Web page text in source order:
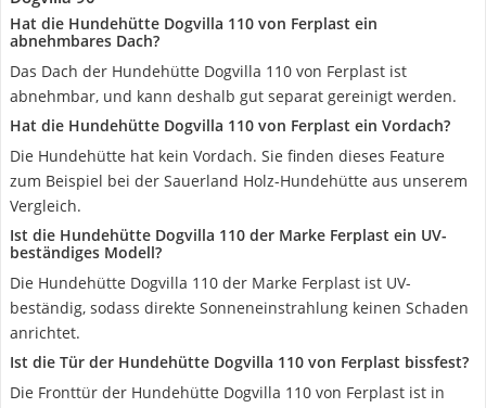
Hat die Hundehütte Dogvilla 110 von Ferplast ein
abnehmbares Dach?
Das Dach der Hundehütte Dogvilla 110 von Ferplast ist
abnehmbar, und kann deshalb gut separat gereinigt werden.
Hat die Hundehütte Dogvilla 110 von Ferplast ein Vordach?
Die Hundehütte hat kein Vordach. Sie finden dieses Feature
zum Beispiel bei der Sauerland Holz-Hundehütte aus unserem
Vergleich.
Ist die Hundehütte Dogvilla 110 der Marke Ferplast ein UV-
beständiges Modell?
Die Hundehütte Dogvilla 110 der Marke Ferplast ist UV-
beständig, sodass direkte Sonneneinstrahlung keinen Schaden
anrichtet.
Ist die Tür der Hundehütte Dogvilla 110 von Ferplast bissfest?
Die Fronttür der Hundehütte Dogvilla 110 von Ferplast ist in